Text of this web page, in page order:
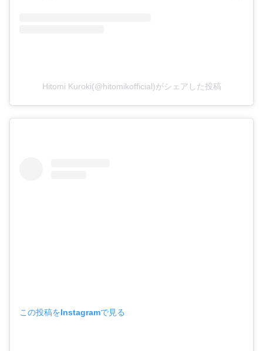
Hitomi Kuroki(@hitomikofficial)がシェアした投稿
この投稿をInstagramで見る